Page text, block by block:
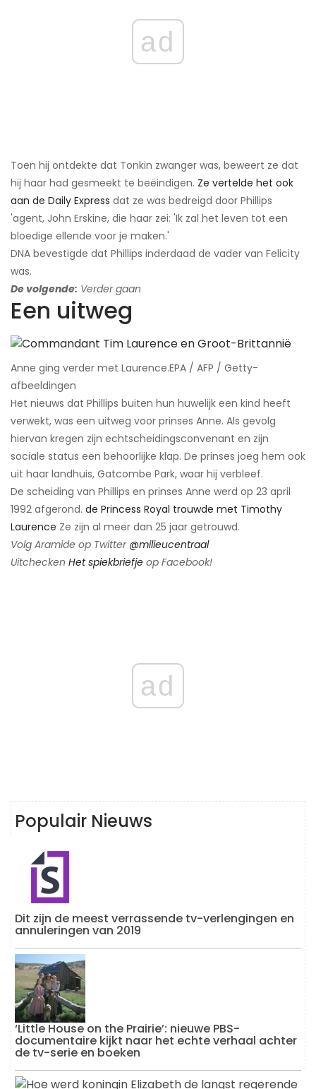
ad
Toen hij ontdekte dat Tonkin zwanger was, beweert ze dat
hij haar had gesmeekt te beëindigen. Ze vertelde het ook
aan de Daily Express dat ze was bedreigd door Phillips
'agent, John Erskine, die haar zei: 'Ik zal het leven tot een
bloedige ellende voor je maken.'
DNA bevestigde dat Phillips inderdaad de vader van Felicity
was.
De volgende: Verder gaan
Een uitweg
Anne ging verder met Laurence.​EPA / AFP / Getty-
afbeeldingen
Het nieuws dat Phillips buiten hun huwelijk een kind heeft
verwekt, was een uitweg voor prinses Anne. Als gevolg
hiervan kregen zijn echtscheidingsconvenant en zijn
sociale status een behoorlijke klap. De prinses joeg hem ook
uit haar landhuis, Gatcombe Park, waar hij verbleef.
De scheiding van Phillips en prinses Anne werd op 23 april
1992 afgerond. de Princess Royal trouwde met Timothy
Laurence ​Ze zijn al meer dan 25 jaar getrouwd.
Volg Aramide op Twitter @milieucentraal
Uitchecken Het spiekbriefje op Facebook!
ad
Populair Nieuws
Dit zijn de meest verrassende tv-verlengingen en
annuleringen van 2019
‘Little House on the Prairie’: nieuwe PBS-
documentaire kijkt naar het echte verhaal achter
de tv-serie en boeken